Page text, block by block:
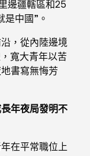
邊疆轄區和25
中國”。
，從內陸邊境
寬大青年以苦
書寫無悔芳
年夜局發明不
在平常職位上